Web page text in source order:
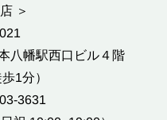
＞
八幡駅西口ビル４階
1分）
3631